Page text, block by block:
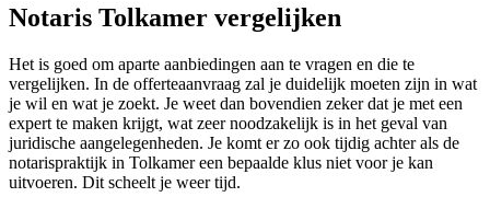
Notaris Tolkamer vergelijken
Het is goed om aparte aanbiedingen aan te vragen en die te
vergelijken. In de offerteaanvraag zal je duidelijk moeten zijn in wat
je wil en wat je zoekt. Je weet dan bovendien zeker dat je met een
expert te maken krijgt, wat zeer noodzakelijk is in het geval van
juridische aangelegenheden. Je komt er zo ook tijdig achter als de
notarispraktijk in Tolkamer een bepaalde klus niet voor je kan
uitvoeren. Dit scheelt je weer tijd.